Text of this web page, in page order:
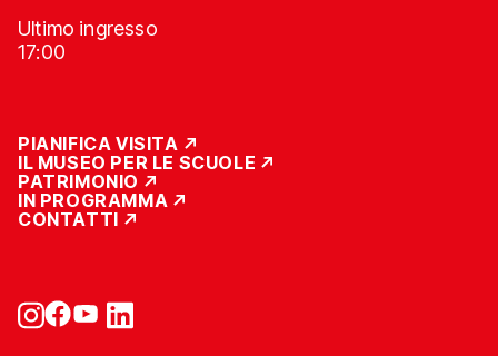
Ultimo ingresso
17:00
PIANIFICA VISITA
IL MUSEO PER LE SCUOLE
PATRIMONIO
IN PROGRAMMA
CONTATTI